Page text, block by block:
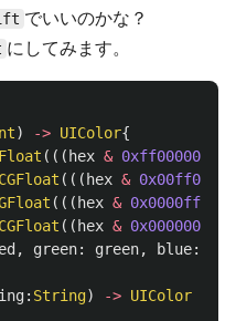
でいいのかな？
にしてみます。
) -> UIColor{
((( hex & 0xff000000
CGFloat ((( hex & 0x00ff0000
((( hex & 0x0000ff00
CGFloat (( hex & 0x000000ff
, green: green, blue:
: String) -> UIColor